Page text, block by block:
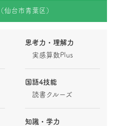
（仙台市青葉区）
思考力・理解力
実感算数Plus
国語4技能
読書クルーズ
知識・学力